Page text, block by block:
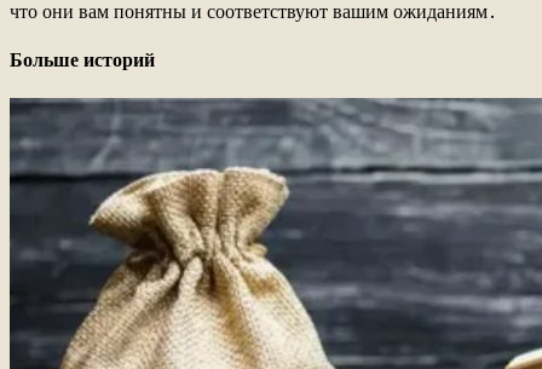
что они вам понятны и соответствуют вашим ожиданиям․
Больше историй